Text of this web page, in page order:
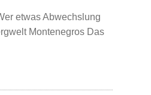
etwas Abwechslung
Montenegros Das